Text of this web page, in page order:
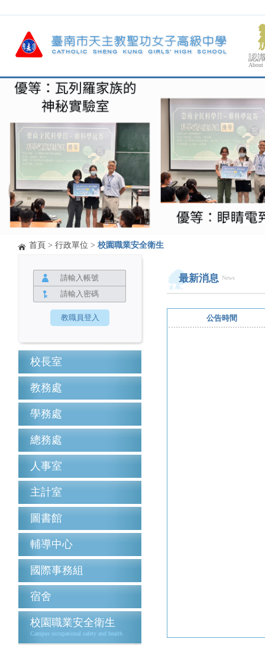
認
About
首頁 > 行政單位 > 校園職業安全衛生
校長室
教務處
學務處
總務處
人事室
主計室
圖書館
輔導中心
國際事務組
宿舍
校園職業安全衛生
Campus occupational safety and health
最新消息 News
公告時間